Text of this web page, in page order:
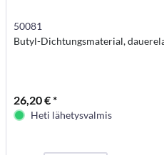
50081
Butyl-Dichtungsmaterial,
26,20 € *
Heti lähetysvalmis